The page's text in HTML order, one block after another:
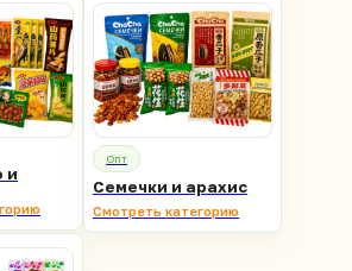
и
Опт
Семечки и арахис
Смотреть категорию
заявку